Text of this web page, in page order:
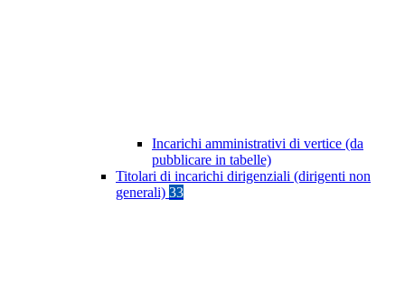
Incarichi amministrativi di vertice (da
pubblicare in tabelle)
Titolari di incarichi dirigenziali (dirigenti non
generali) 33